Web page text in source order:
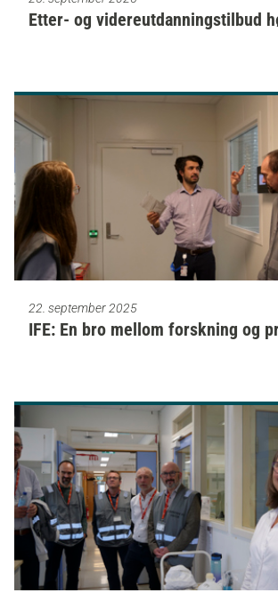
Etter- og videreutdanningstilbud
22. september 2025
IFE: En bro mellom forskning og